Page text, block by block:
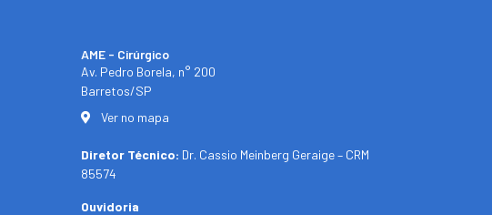
AME - Cirúrgico
Av. Pedro Borela, n° 200
Barretos/SP
Ver no mapa
Diretor Técnico: Dr. Cassio Meinberg Geraige – CRM
85574
Ouvidoria